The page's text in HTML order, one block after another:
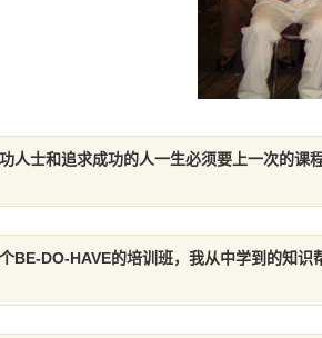
人士和追求成功的人一生必须要上一次的课程
BE-DO-HAVE的培训班，我从中学到的知识